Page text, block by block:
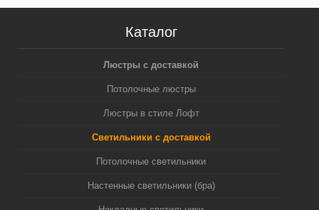
Каталог
Люстры с доставкой
Потолочные люстры
Люстры в стиле Лофт
Светильники с доставкой
Потолочные светильники
Настенные светильники (бра)